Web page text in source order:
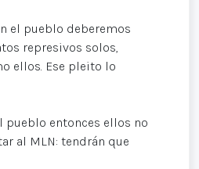
el pueblo deberemos
represivos solos,
ellos. Ese pleito lo
pueblo entonces ellos no
al MLN: tendrán que